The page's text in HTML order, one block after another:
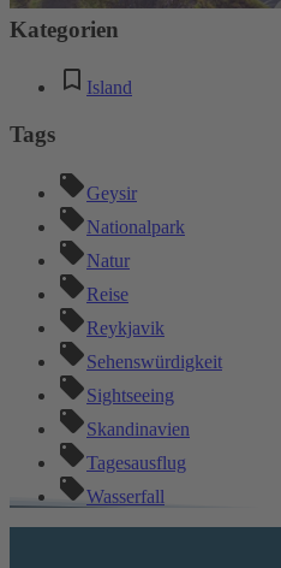
Kategorien
Island
Tags
Geysir
Nationalpark
Natur
Reise
Reykjavik
Sehenswürdigkeit
Sightseeing
Skandinavien
Tagesausflug
Wasserfall